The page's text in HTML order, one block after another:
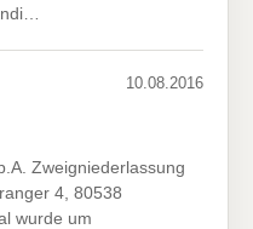
10.08.2016
Zweigniederlassung
4, 80538
wurde um